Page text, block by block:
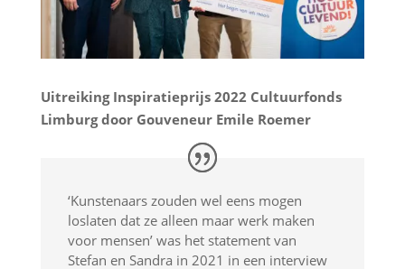
Uitreiking Inspiratieprijs 2022 Cultuurfonds
Limburg door Gouveneur Emile Roemer
‘Kunstenaars zouden wel eens mogen
loslaten dat ze alleen maar werk maken
voor mensen’ was het statement van
Stefan en Sandra in 2021 in een interview